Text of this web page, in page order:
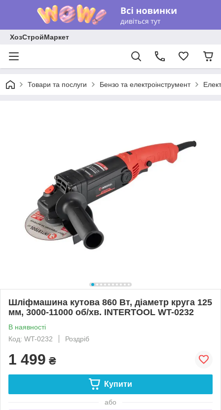
ХозСтройМаркет
Товари та послуги Бензо та електроінструмент
Шліфмашина кутова 860 Вт, діаметр круга 125
мм, 3000-11000 об/хв. INTERTOOL WT-0232
В наявності
Код: WT-0232
Роздріб
1 499 ₴
Купити
або